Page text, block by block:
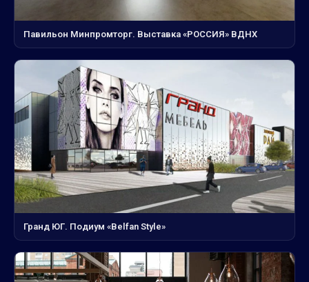
Павильон Минпромторг. Выставка «РОССИЯ» ВДНХ
Гранд ЮГ. Подиум «Belfan Style»